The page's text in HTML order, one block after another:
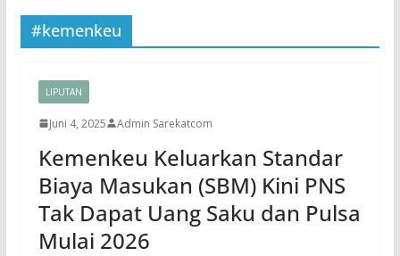
#kemenkeu
LIPUTAN
Juni 4, 2025 Admin Sarekatcom
Kemenkeu Keluarkan Standar
Biaya Masukan (SBM) Kini PNS
Tak Dapat Uang Saku dan Pulsa
Mulai 2026